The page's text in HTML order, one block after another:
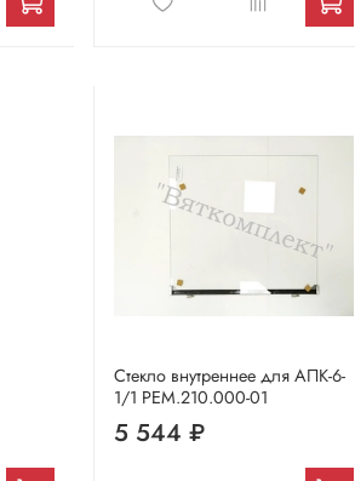
Стекло внутреннее для АПК-6-
1/1 РЕМ.210.000-01
5 544 ₽